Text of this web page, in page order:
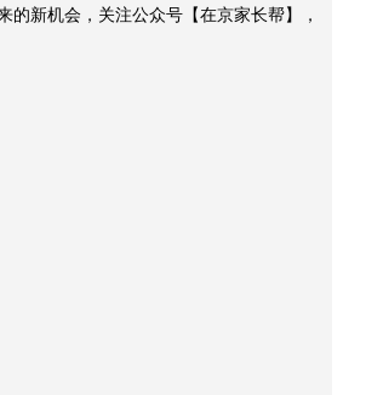
新机会，关注公众号【在京家长帮】，